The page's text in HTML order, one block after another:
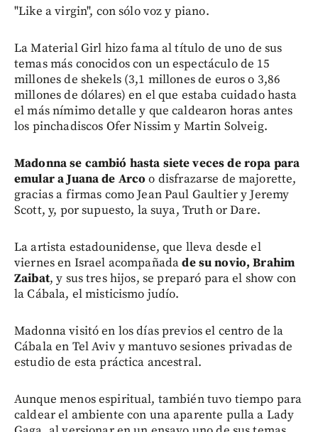
"Like a virgin", con sólo voz y piano.
La Material Girl hizo fama al título de uno de sus
temas más conocidos con un espectáculo de 15
millones de shekels (3,1 millones de euros o 3,86
millones de dólares) en el que estaba cuidado hasta
el más nímimo detalle y que caldearon horas antes
los pinchadiscos Ofer Nissim y Martin Solveig.
Madonna se cambió hasta siete veces de ropa para
emular a Juana de Arco o disfrazarse de majorette,
gracias a firmas como Jean Paul Gaultier y Jeremy
Scott, y, por supuesto, la suya, Truth or Dare.
La artista estadounidense, que lleva desde el
viernes en Israel acompañadade su novio, Brahim
Zaibat, y sus tres hijos, se preparó para el show con
la Cábala, el misticismo judío.
Madonna visitó en los días previos el centro de la
Cábala en Tel Aviv y mantuvo sesiones privadas de
estudio de esta práctica ancestral.
Aunque menos espiritual, también tuvo tiempo para
caldear el ambiente con una aparente pulla a Lady